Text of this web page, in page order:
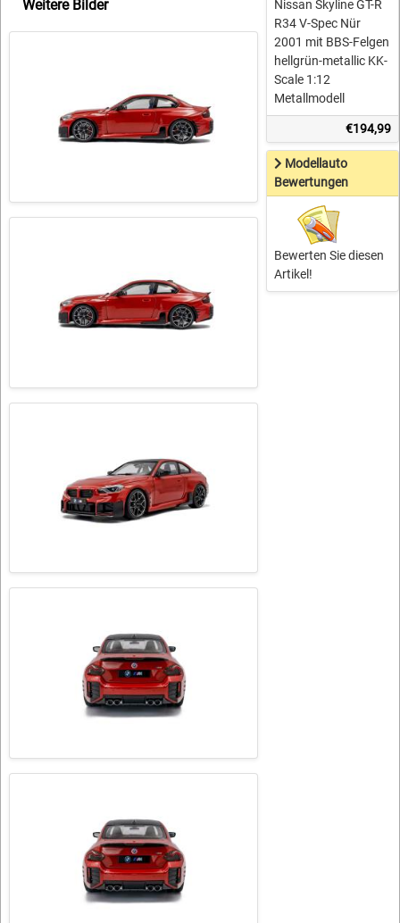
Weitere Bilder
Nissan Skyline GT-R
R34 V-Spec Nür
2001 mit BBS-Felgen
hellgrün-metallic KK-
Scale 1:12
Metallmodell
€194,99
Modellauto
Bewertungen
Bewerten Sie diesen
Artikel!